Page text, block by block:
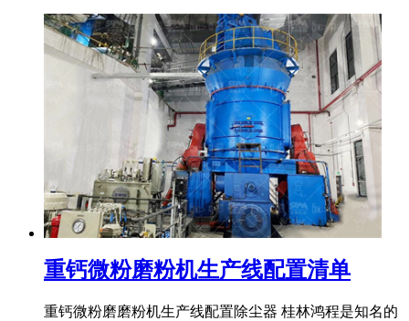
重钙微粉磨粉机生产线配置清单
重钙微粉磨磨粉机生产线配置除尘器 桂林鸿程是知名的